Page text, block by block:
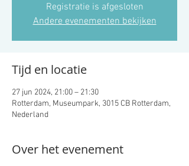
Registratie is afgesloten
Andere evenementen bekijken
Tijd en locatie
27 jun 2024, 21:00 – 21:30
Rotterdam, Museumpark, 3015 CB Rotterdam,
Nederland
Over het evenement